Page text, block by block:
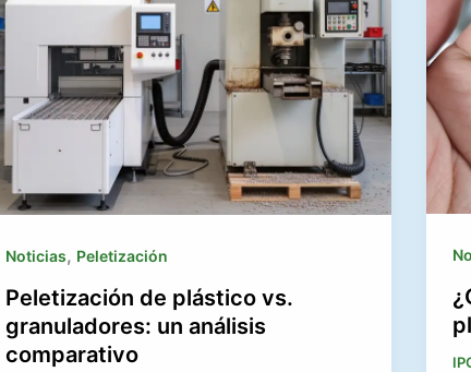
Noticias, Peletización
Peletización de plástico vs.
granuladores: un análisis
comparativo